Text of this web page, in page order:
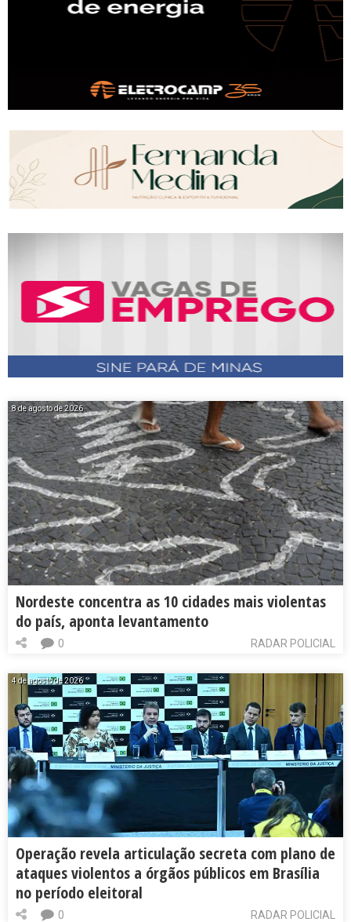
8 de agosto de 2026
Nordeste concentra as 10 cidades mais violentas
do país, aponta levantamento
RADAR POLICIAL
0
4 de agosto de 2026
Operação revela articulação secreta com plano de
ataques violentos a órgãos públicos em Brasília
no período eleitoral
RADAR POLICIAL
0